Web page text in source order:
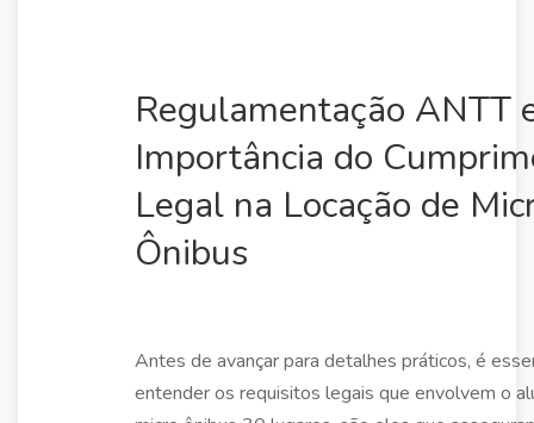
Regulamentação ANTT
Importância do
Legal na Locação de
Ônibus
Antes de avançar para detalhes práticos, é
entender os requisitos legais que envolvem o